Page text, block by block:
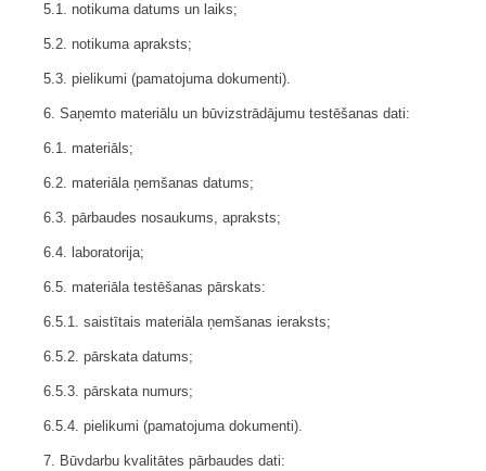
5.1. notikuma datums un laiks;
5.2. notikuma apraksts;
5.3. pielikumi (pamatojuma dokumenti).
6. Saņemto materiālu un būvizstrādājumu testēšanas dati:
6.1. materiāls;
6.2. materiāla ņemšanas datums;
6.3. pārbaudes nosaukums, apraksts;
6.4. laboratorija;
6.5. materiāla testēšanas pārskats:
6.5.1. saistītais materiāla ņemšanas ieraksts;
6.5.2. pārskata datums;
6.5.3. pārskata numurs;
6.5.4. pielikumi (pamatojuma dokumenti).
7. Būvdarbu kvalitātes pārbaudes dati: